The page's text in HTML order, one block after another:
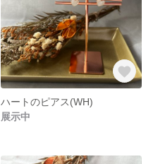
ハートのピアス(WH)
展示中